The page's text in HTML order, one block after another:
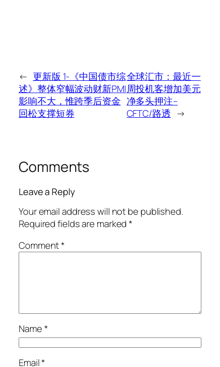
← 更新版 1-《中国债市综
述》整体窄幅波动财新PMI
影响不大，惟跨季后资金
回松支撑短券
全球汇市：最近一
周投机客增加美元
净多头押注–
CFTC/路透 →
Comments
Leave a Reply
Your email address will not be published.
Required fields are marked*
Comment*
Name*
Email*